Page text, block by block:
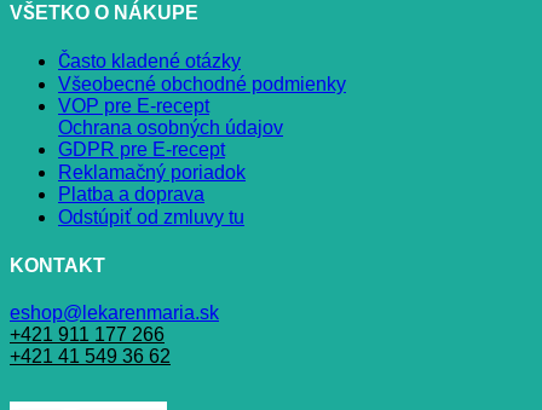
VŠETKO O NÁKUPE
Často kladené otázky
Všeobecné obchodné podmienky
VOP pre E-recept
Ochrana osobných údajov
GDPR pre E-recept
Reklamačný poriadok
Platba a doprava
Odstúpiť od zmluvy tu
KONTAKT
eshop@lekarenmaria.sk
+421 911 177 266
+421 41 549 36 62